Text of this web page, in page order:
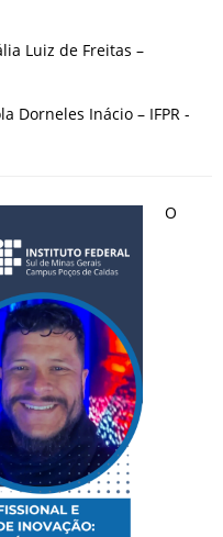
Luiz de Freitas –
Dorneles Inácio – IFPR -
O